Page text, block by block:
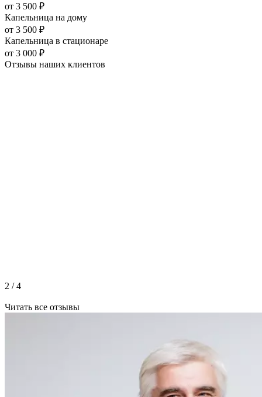
от 3 500 ₽
Капельница на дому
от 3 500 ₽
Капельница в стационаре
от 3 000 ₽
Отзывы наших клиентов
2 /4
Читать все отзывы